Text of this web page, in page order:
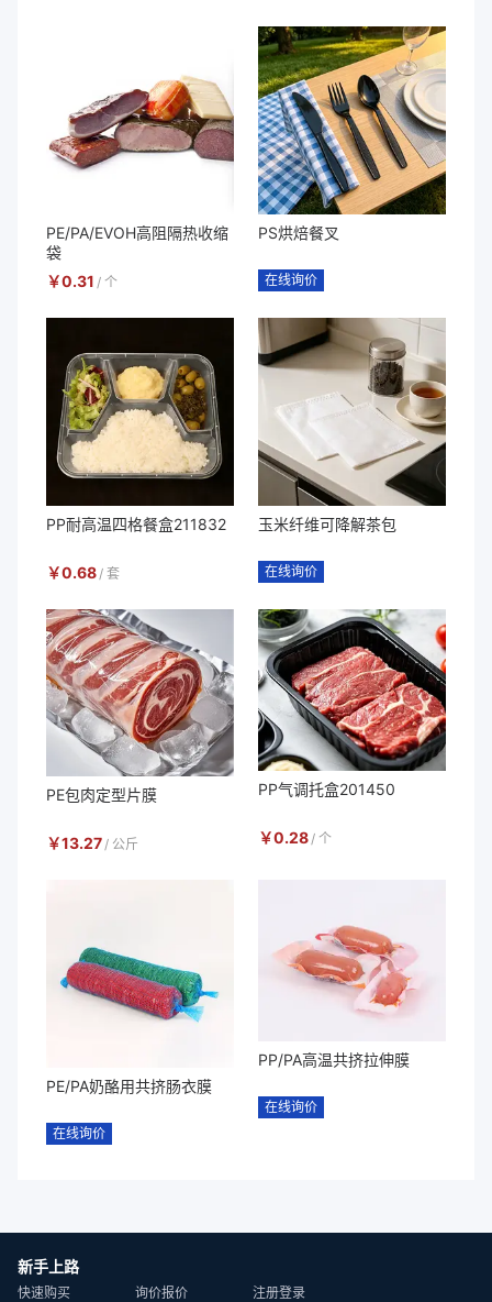
PE/PA/EVOH高阻隔热收缩
袋
￥0.31 / 个
PS烘焙餐叉
在线询价
PP耐高温四格餐盒211832
￥0.68 / 套
玉米纤维可降解茶包
在线询价
PE包肉定型片膜
￥13.27 / 公斤
PP气调托盒201450
￥0.28 / 个
PE/PA奶酪用共挤肠衣膜
在线询价
PP/PA高温共挤拉伸膜
在线询价
新手上路
快速购买 询价报价 注册登录